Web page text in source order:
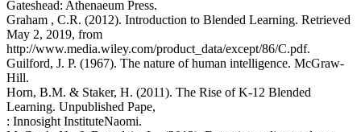
Gateshead: Athenaeum Press.
Graham , C.R. (2012). Introduction to Blended Learning. Retrieved
May 2, 2019, from
http://www.media.wiley.com/product_data/except/86/C.pdf.
Guilford, J. P. (1967). The nature of human intelligence. McGraw-
Hill.
Horn, B.M. & Staker, H. (2011). The Rise of K-12 Blended
Learning. Unpublished Pape,
: Innosight InstituteNaomi.